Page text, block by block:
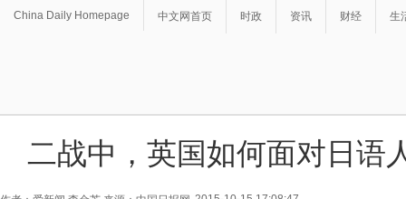
China Daily Homepage 中文网首页 时政 资讯 财经 生
二战中，英国如何面对日语